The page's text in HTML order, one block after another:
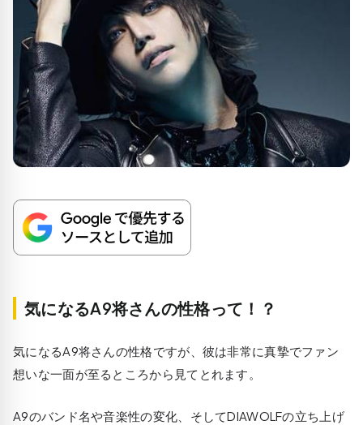
気になるA9将さんの性格って！？
気になるA9将さんの性格ですが、彼は非常に真摯でファン
想いな一面が至るところから見てとれます。
A9のバンド名や音楽性の変化、そしてDIAWOLFの立ち上げ